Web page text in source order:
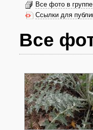
Все фото в группе
Ссылки для
Все